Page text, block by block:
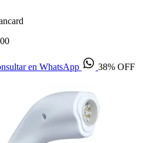
en WhatsApp 38% OFF